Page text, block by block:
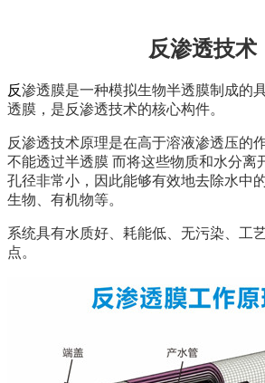
反渗透技术
反渗透膜是一种模拟生物半透膜制成的
透膜，是反渗透技术的核心构件。
反渗透技术原理是在高于溶液渗透压的
不能透过半透膜 而将这些物质和水分离
孔径非常小，因此能够有效地去除水中
生物、有机物等。
系统具有水质好、耗能低、无污染、工
点。